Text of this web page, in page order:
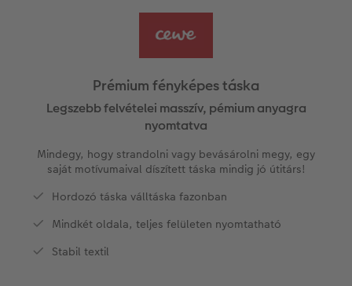
Vásárlói mintakönyvek
Kids CEWE FOTÓKÖNYV
Art Collection CEWE FOTÓKÖNYV
CEWE myPhotos
Matt Prints
Prémium poszter
Art Prints
Fényképtároló dobozok
Fotócsomagok
Direkt nyomtatású alufotó
Habkarton
Esküvői köszöntő tábla
Hexxas
Fafotó
Üdvözlőkártyák
Iskolaszer és irodaszer
Fényképes ajándékdobozok
Art Prints
Fényképes naptárak
Kiegészítők
CEWE PHOTO AWARD FOTÓPÁLYÁZAT
Hogyan készíts jobb képeket a
Egyedi ajándékötletek
Ajándékötletek szeretteinek
Prémium fényképes táska
Legszebb felvételei masszív, pémium anyagra
nyomtatva
Mindegy, hogy strandolni vagy bevásárolni megy, egy
saját motívumaival díszített táska mindig jó útitárs!
Hordozó táska válltáska fazonban
Mindkét oldala, teljes felületen nyomtatható
Stabil textil